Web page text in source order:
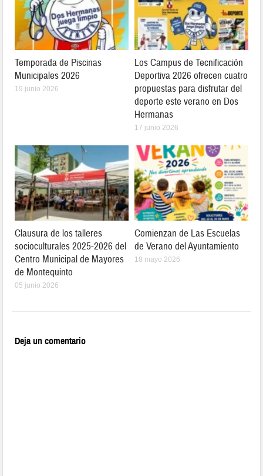
Temporada de Piscinas
Municipales 2026
19 junio 2026
Los Campus de Tecnificación
Deportiva 2026 ofrecen cuatro
propuestas para disfrutar del
deporte este verano en Dos
Hermanas
17 junio 2026
Clausura de los talleres
socioculturales 2025-2026 del
Centro Municipal de Mayores
de Montequinto
05 junio 2026
Comienzan de Las Escuelas
de Verano del Ayuntamiento
18 mayo 2026
Deja un comentario